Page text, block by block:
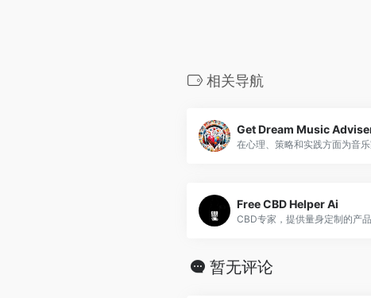
相关导航
Get Dream Music
Free CBD Helper Ai
暂无评论